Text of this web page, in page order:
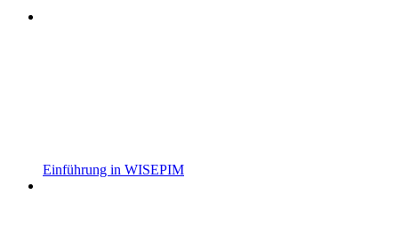
Einführung in WISEPIM